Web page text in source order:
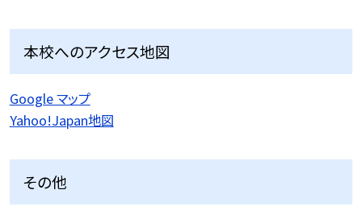
本校へのアクセス地図
Google マップ
Yahoo!Japan地図
その他